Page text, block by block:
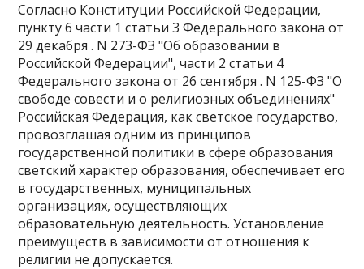
Согласно Конституции Российской Федерации,
пункту 6 части 1 статьи 3 Федерального закона от
29 декабря . N 273-ФЗ "Об образовании в
Российской Федерации", части 2 статьи 4
Федерального закона от 26 сентября . N 125-ФЗ "О
свободе совести и о религиозных объединениях"
Российская Федерация, как светское государство,
провозглашая одним из принципов
государственной политики в сфере образования
светский характер образования, обеспечивает его
в государственных, муниципальных
организациях, осуществляющих
образовательную деятельность. Установление
преимуществ в зависимости от отношения к
религии не допускается.